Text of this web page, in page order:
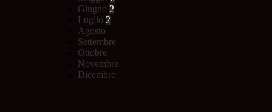
Giugno 2
Luglio 2
Agosto
Settembre
Ottobre
Novembre
Dicembre